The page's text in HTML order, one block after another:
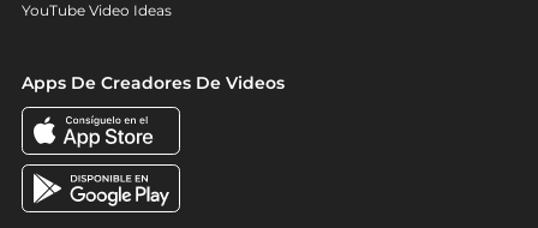
YouTube Video Ideas
Apps De Creadores De Videos